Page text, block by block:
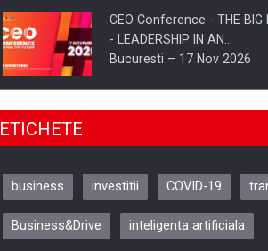
CEO Conference - THE BIG
- LEADERSHIP IN AN…
Bucuresti – 17 Nov 2026
Be Inspired. Make it
ARTEMIS LETO, ORADEA, 8
ETICHETE
business investitii COVID-19
Business&Drive inteligenta artificiala